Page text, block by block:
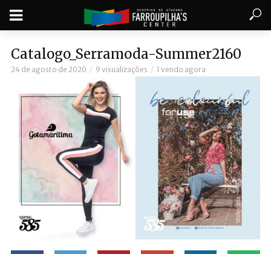
Catalogo_Serramoda-Summer2160
24 de agosto de 2020 9 visualizações 1 vendo agora